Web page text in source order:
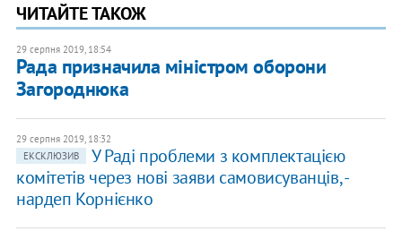
ЧИТАЙТЕ ТАКОЖ
29 серпня 2019, 18:54
Рада призначила міністром оборони
Загороднюка
29 серпня 2019, 18:32
ЕКСКЛЮЗИВ
​У Раді проблеми з комплектацією
комітетів через нові заяви самовисуванців, -
нардеп Корнієнко